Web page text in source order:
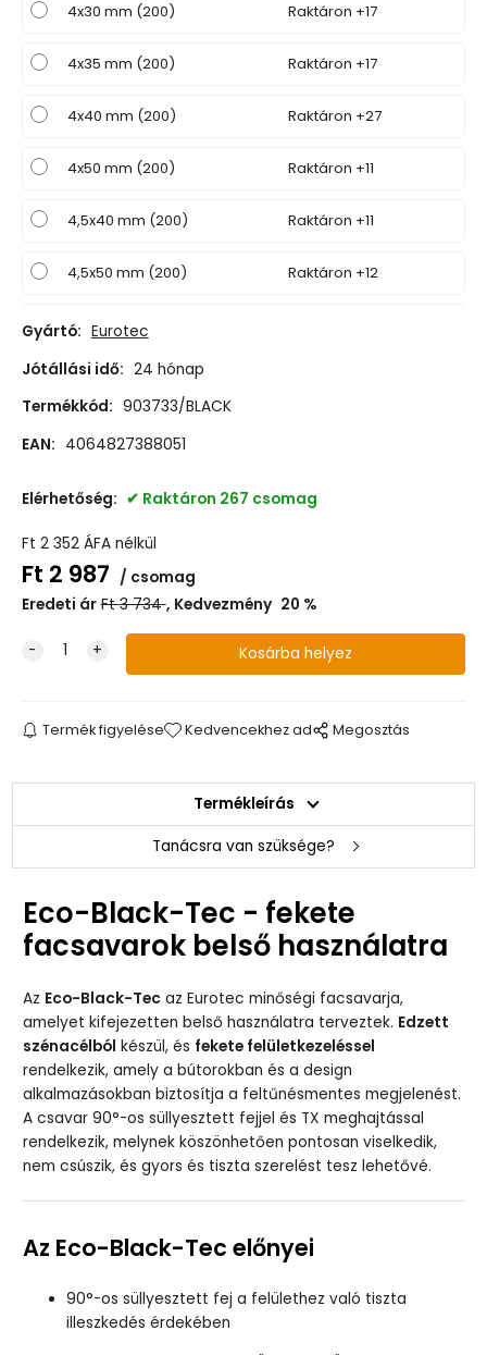
4x30 mm (200) Raktáron +17
4x35 mm (200) Raktáron +17
4x40 mm (200) Raktáron +27
4x50 mm (200) Raktáron +11
4,5x40 mm (200) Raktáron +11
4,5x50 mm (200) Raktáron +12
5x40 mm (200)
5x50 mm (200)
Gyártó: Eurotec
Jótállási idő: 24 hónap
Termékkód: 903733/BLACK
EAN: 4064827388051
Elérhetőség: Raktáron 267 csomag
Ft 2 352 ÁFA nélkül
Ft 2 987
csomag
Eredeti ár Ft3 734 Kedvezmény 20 %
Termék figyelése Kedvencekhez ad Megosztás
Termékleírás
Tanácsra van szüksége?
Eco-Black-Tec - fekete
facsavarok belső használatra
Az Eco-Black-Tec az Eurotec minőségi facsavarja,
amelyet kifejezetten belső használatra terveztek. Edzett
szénacélból készül, és fekete felületkezeléssel
rendelkezik, amely a bútorokban és a design
alkalmazásokban biztosítja a feltűnésmentes megjelenést.
A csavar 90°-os süllyesztett fejjel és TX meghajtással
rendelkezik, melynek köszönhetően pontosan viselkedik,
nem csúszik, és gyors és tiszta szerelést tesz lehetővé.
Az Eco-Black-Tec előnyei
90°-os süllyesztett fej a felülethez való tiszta
illeszkedés érdekében